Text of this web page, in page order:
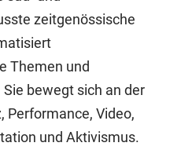
zeitgenössische
Themen und
bewegt sich an der
Performance, Video,
und Aktivismus.